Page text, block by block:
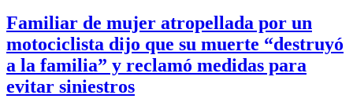
Familiar de mujer atropellada por un
motociclista dijo que su muerte “destruyó
a la familia” y reclamó medidas para
evitar siniestros